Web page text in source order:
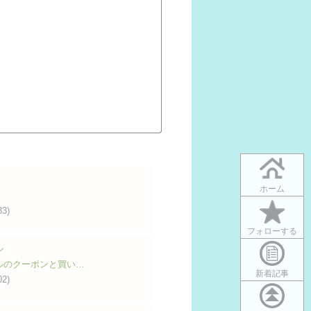
ホーム
フォローする
新着記事
のクーポンと買い…